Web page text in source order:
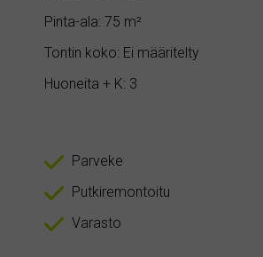
Pinta-ala: 75 m²
Tontin koko: Ei määritelty
Huoneita + K: 3
Parveke
Putkiremontoitu
Varasto